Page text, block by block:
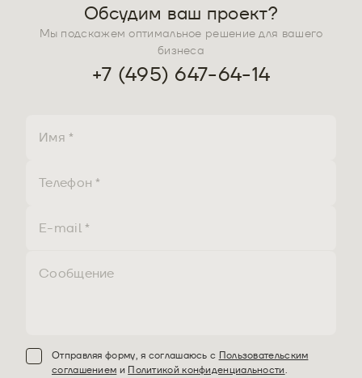
Обсудим ваш проект?
Мы подскажем оптимальное решение для вашего
бизнеса
+7 (495) 647-64-14
Отправляя форму, я соглашаюсь с Пользовательским
соглашением и Политикой конфиденциальности.